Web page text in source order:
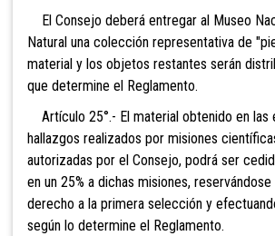
El Consejo deberá entregar al Museo
Natural una colección representativa de
material y los objetos restantes serán
que determine el Reglamento.
Artículo 25°.- El material obtenido en las
hallazgos realizados por misiones
autorizadas por el Consejo, podrá ser
en un 25% a dichas misiones,
derecho a la primera selección y
según lo determine el Reglamento.